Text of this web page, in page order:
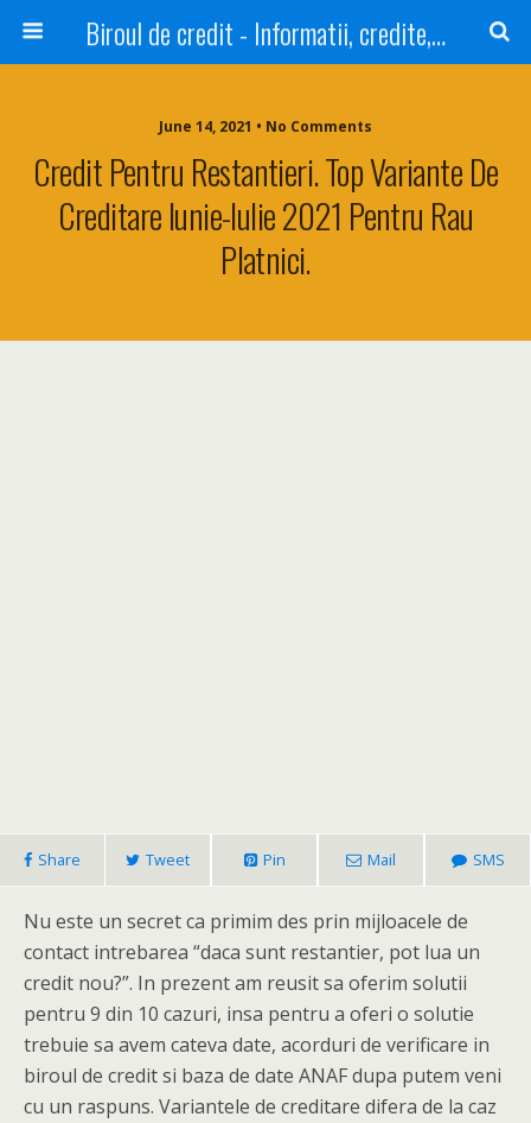
Biroul de credit - Informatii, credite, refinantare
June 14, 2021 • No Comments
Credit Pentru Restantieri. Top Variante De
Creditare Iunie-Iulie 2021 Pentru Rau
Platnici.
Share Tweet Pin Mail SMS
Nu este un secret ca primim des prin mijloacele de
contact intrebarea “daca sunt restantier, pot lua un
credit nou?”. In prezent am reusit sa oferim solutii
pentru 9 din 10 cazuri, insa pentru a oferi o solutie
trebuie sa avem cateva date, acorduri de verificare in
biroul de credit si baza de date ANAF dupa putem veni
cu un raspuns. Variantele de creditare difera de la caz